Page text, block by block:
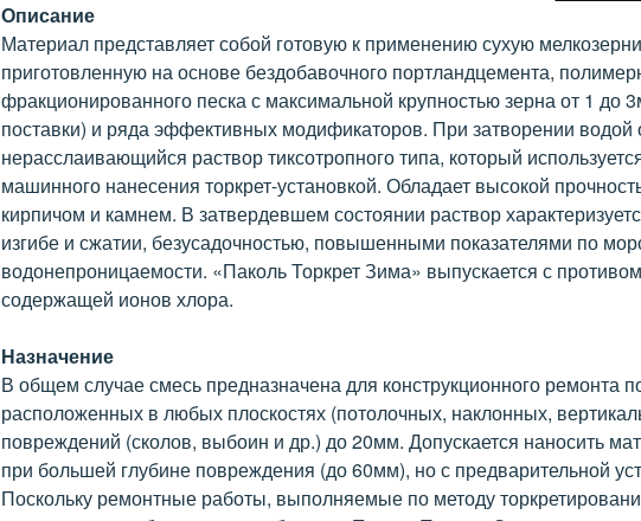
Описание
Материал представляет собой готовую к применению сухую
приготовленную на основе бездобавочного портландцемента,
фракционированного песка с максимальной крупностью зерна от 1 до
поставки) и ряда эффективных модификаторов. При затворении водой
нерасслаивающийся раствор тиксотропного типа, который
машинного нанесения торкрет-установкой. Обладает высокой
кирпичом и камнем. В затвердевшем состоянии раствор
изгибе и сжатии, безусадочностью, повышенными показателями по
водонепроницаемости. «Паколь Торкрет Зима» выпускается с
содержащей ионов хлора.
Назначение
В общем случае смесь предназначена для конструкционного ремонта
расположенных в любых плоскостях (потолочных, наклонных,
повреждений (сколов, выбоин и др.) до 20мм. Допускается наносить
при большей глубине повреждения (до 60мм), но с предварительной
Поскольку ремонтные работы, выполняемые по методу